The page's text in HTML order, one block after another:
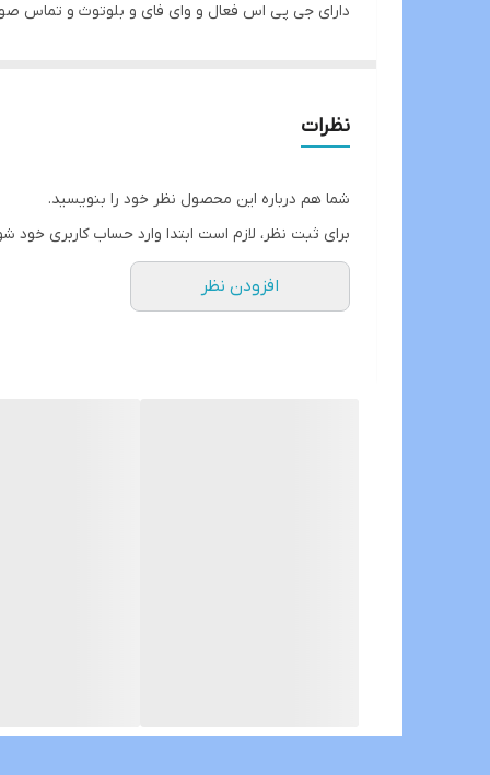
دارای جی پی اس فعال و وای فای و بلوتوث و تماس
قابلیت نصب دوربین دنده عقب و دوربین جلو و 360 درجه
16باند لول اکولایزر دارد و سیستم خروجی 6 ولتی میباشد
حافظه داخلی 16 و 32 گیگ و رام 1و 2 گیگ در دومدل قابل عرضه است
قابلیت نصب و پخش برنامه هایی نظیر اسنپ راننده
نظرات
شما هم درباره این محصول نظر خود را بنویسید.
برای ثبت نظر، لازم است ابتدا وارد حساب کاربری خود
افزودن نظر